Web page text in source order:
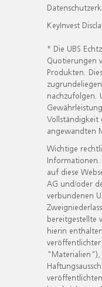
KeyInvest
* Die UBS
Quotierungen
Produkten.
nachzufolgen.
Vollständigkeit
angewandten
Wichtige
auf diese
AG und/oder
verbundenen
bereitgestellte
hierin
"Materialien"),